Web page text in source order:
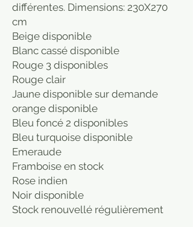
différentes. Dimensions: 230X270
cm
Beige disponible
Blanc cassé disponible
Rouge 3 disponibles
Rouge clair
Jaune disponible sur demande
orange disponible
Bleu foncé 2 disponibles
Bleu turquoise disponible
Emeraude
Framboise en stock
Rose indien
Noir disponible
Stock renouvellé régulièrement